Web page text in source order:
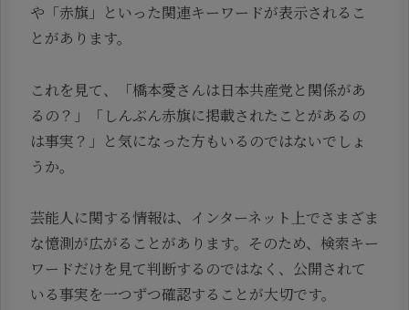
や「赤旗」といった関連キーワードが表示されるこ
とがあります。
これを見て、「橋本愛さんは日本共産党と関係があ
るの？」「しんぶん赤旗に掲載されたことがあるの
は事実？」と気になった方もいるのではないでしょ
うか。
芸能人に関する情報は、インターネット上でさまざま
な憶測が広がることがあります。そのため、検索キー
ワードだけを見て判断するのではなく、公開されて
いる事実を一つずつ確認することが大切です。